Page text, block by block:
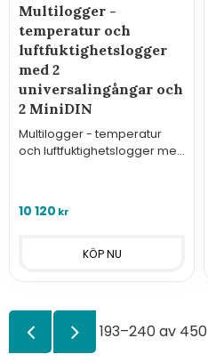
Multilogger -
temperatur och
luftfuktighetslogger
med 2
universalingångar och
2 MiniDIN
Multilogger - temperatur
och luftfuktighetslogger med
10 120 kr
193–240av 450